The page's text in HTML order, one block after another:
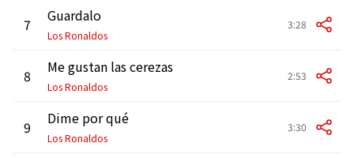
7 Guardalo
Los Ronaldos
3:28
8 Me gustan las cerezas
Los Ronaldos
2:53
9 Dime por qué
Los Ronaldos
3:30